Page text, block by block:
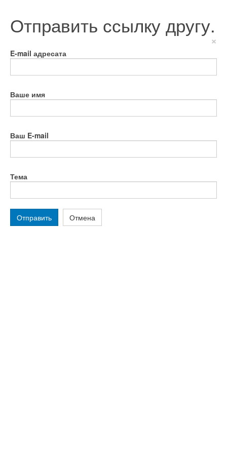
Отправить ссылку другу.
×
E-mail адресата
Ваше имя
Ваш E-mail
Тема
Отправить Отмена